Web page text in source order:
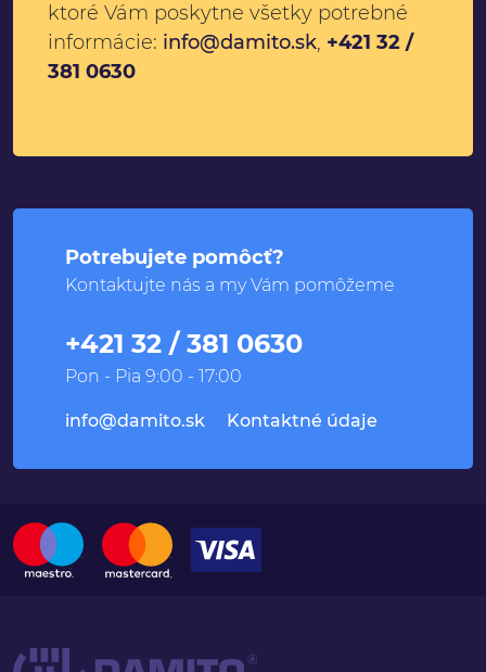
ktoré Vám poskytne všetky potrebné
informácie: info@damito.sk, +421 32 /
381 0630
Potrebujete pomôcť?
Kontaktujte nás a my Vám pomôžeme
+421 32 / 381 0630
Pon - Pia 9:00 - 17:00
info@damito.sk Kontaktné údaje